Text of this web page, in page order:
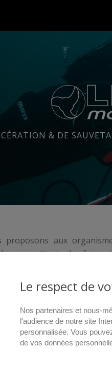
& DE
proposons aux
permettant de faire
en milieu terrestre,
d’une centrale
portes pouvant
manière autonome et
devenons une fois de
aussi spécialisé que
aquatique et sous-marin.
Le respect de
Nos partenaires et nous-
l'audience de notre site
personnalisée. Vous
de vos données